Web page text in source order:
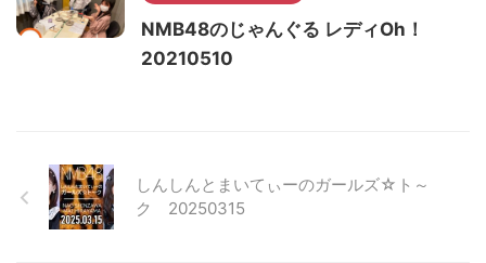
NMB48のじゃんぐる レディOh！
20210510
しんしんとまいてぃーのガールズ☆ト～
ク 20250315